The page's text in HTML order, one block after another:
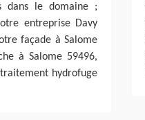
dans le domaine ;
entreprise Davy
façade à Salome
à Salome 59496,
hydrofuge